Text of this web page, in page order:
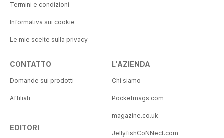
Termini e condizioni
Informativa sui cookie
Le mie scelte sulla privacy
CONTATTO
Domande sui prodotti
Affiliati
EDITORI
L'AZIENDA
Chi siamo
Pocketmags.com
magazine.co.uk
JellyfishCoNNect.com